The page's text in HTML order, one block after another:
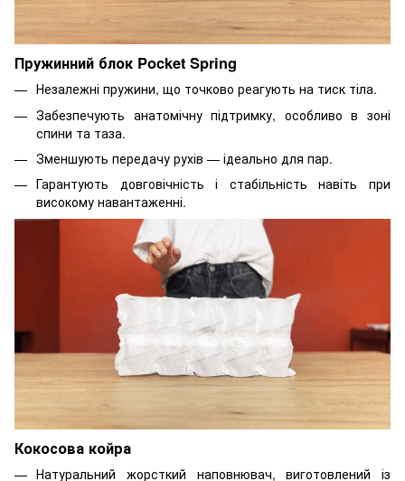
Пружинний блок Pocket Spring
Незалежні пружини, що точково реагують на тиск тіла.
Забезпечують анатомічну підтримку, особливо в зоні
спини та таза.
Зменшують передачу рухів — ідеально для пар.
Гарантують довговічність і стабільність навіть при
високому навантаженні.
Кокосова койра
Натуральний жорсткий наповнювач, виготовлений із